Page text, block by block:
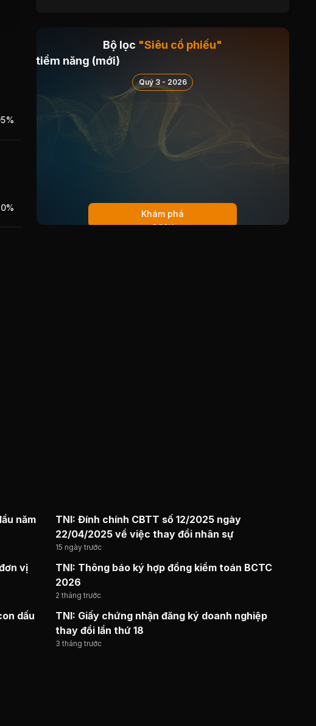
Bộ lọc "Siêu cổ phiếu"
tiềm năng (mới)
Quý 3 - 2026
Khám phá
ngay
năm
TNI: Đính chính CBTT số 12/2025 ngày
22/04/2025 về việc thay đổi nhân sự
15 ngày trước
vị
TNI: Thông báo ký hợp đồng kiểm toán BCTC
2026
2 tháng trước
dấu
TNI: Giấy chứng nhận đăng ký doanh nghiệp
thay đổi lần thứ 18
3 tháng trước